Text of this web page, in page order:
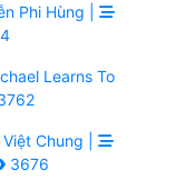
Phi Hùng |
Learns To
Chung |
3676